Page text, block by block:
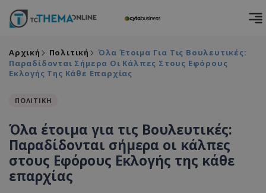
Αρχική Πολιτική
Όλα Έτοιμα Για Τις Βουλευτικές:
Παραδίδονται Σήμερα Οι Κάλπες Στους Εφόρους
Εκλογής Της Κάθε Επαρχίας
ΠΟΛΙΤΙΚΗ
Όλα έτοιμα για τις Βουλευτικές:
Παραδίδονται σήμερα οι κάλπες
στους Εφόρους Εκλογής της κάθε
επαρχίας